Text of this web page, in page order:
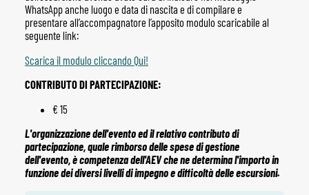
WhatsApp anche luogo e data di nascita e di compilare e
presentare all’accompagnatore l’apposito modulo scaricabile al
seguente link:
Scarica il modulo cliccando Qui!
CONTRIBUTO DI PARTECIPAZIONE:
€ 15
L'organizzazione dell'evento ed il relativo contributo di
partecipazione, quale rimborso delle spese di gestione
dell'evento, è competenza dell'AEV che ne determina l'importo in
funzione dei diversi livelli di impegno e difficoltà delle escursioni.